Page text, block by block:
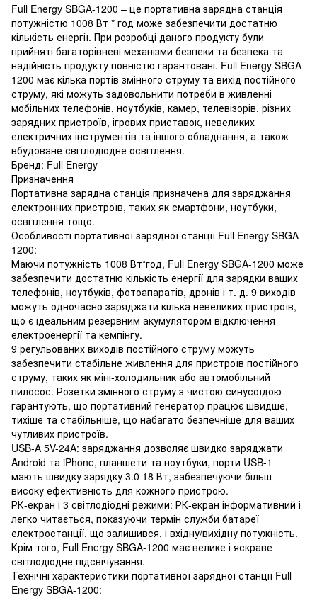
Full Energy SBGA-1200 – це портативна зарядна станція
потужністю 1008 Вт * год може забезпечити достатню
кількість енергії. При розробці даного продукту були
прийняті багаторівневі механізми безпеки та безпека та
надійність продукту повністю гарантовані. Full Energy SBGA-
1200 має кілька портів змінного струму та вихід постійного
струму, які можуть задовольнити потреби в живленні
мобільних телефонів, ноутбуків, камер, телевізорів, різних
зарядних пристроїв, ігрових приставок, невеликих
електричних інструментів та іншого обладнання, а також
вбудоване світлодіодне освітлення.
Бренд: Full Energy
Призначення
Портативна зарядна станція призначена для заряджання
електронних пристроїв, таких як смартфони, ноутбуки,
освітлення тощо.
Особливості портативної зарядної станції Full Energy SBGA-
1200:
Маючи потужність 1008 Вт*год, Full Energy SBGA-1200 може
забезпечити достатню кількість енергії для зарядки ваших
телефонів, ноутбуків, фотоапаратів, дронів і т. д. 9 виходів
можуть одночасно заряджати кілька невеликих пристроїв,
що є ідеальним резервним акумулятором відключення
електроенергії та кемпінгу.
9 регульованих виходів постійного струму можуть
забезпечити стабільне живлення для пристроїв постійного
струму, таких як міні-холодильник або автомобільний
пилосос. Розетки змінного струму з чистою синусоїдою
гарантують, що портативний генератор працює швидше,
тихіше та стабільніше, що набагато безпечніше для ваших
чутливих пристроїв.
USB-A 5V-24A: заряджання дозволяє швидко заряджати
Android та iPhone, планшети та ноутбуки, порти USB-1
мають швидку зарядку 3.0 18 Вт, забезпечуючи більш
високу ефективність для кожного пристрою.
РК-екран і 3 світлодіодні режими: РК-екран інформативний і
легко читається, показуючи термін служби батареї
електростанції, що залишився, і вхідну/вихідну потужність.
Крім того, Full Energy SBGA-1200 має велике і яскраве
світлодіодне підсвічування.
Технічні характеристики портативної зарядної станції Full
Energy SBGA-1200: